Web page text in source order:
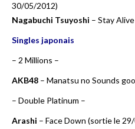
30/05/2012)
Nagabuchi Tsuyoshi – Stay
Singles japonais
– 2 Millions –
AKB48 – Manatsu no Sounds
– Double Platinum –
Arashi – Face Down (sortie le